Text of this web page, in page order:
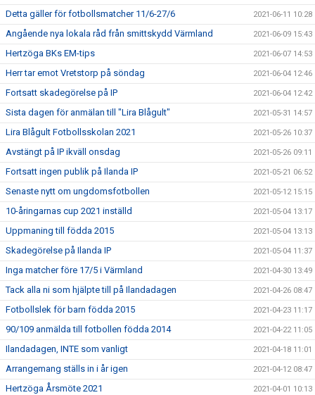
Detta gäller för fotbollsmatcher 11/6-27/6 2021-06-11 10:28
Angående nya lokala råd från smittskydd Värmland 2021-06-09 15:43
Hertzöga BKs EM-tips 2021-06-07 14:53
Herr tar emot Vretstorp på söndag 2021-06-04 12:46
Fortsatt skadegörelse på IP 2021-06-04 12:42
Sista dagen för anmälan till "Lira Blågult" 2021-05-31 14:57
Lira Blågult Fotbollsskolan 2021 2021-05-26 10:37
Avstängt på IP ikväll onsdag 2021-05-26 09:11
Fortsatt ingen publik på Ilanda IP 2021-05-21 06:52
Senaste nytt om ungdomsfotbollen 2021-05-12 15:15
10-åringarnas cup 2021 inställd 2021-05-04 13:17
Uppmaning till födda 2015 2021-05-04 13:13
Skadegörelse på Ilanda IP 2021-05-04 11:37
Inga matcher före 17/5 i Värmland 2021-04-30 13:49
Tack alla ni som hjälpte till på Ilandadagen 2021-04-26 08:47
Fotbollslek för barn födda 2015 2021-04-23 11:17
90/109 anmälda till fotbollen födda 2014 2021-04-22 11:05
Ilandadagen, INTE som vanligt 2021-04-18 11:01
Arrangemang ställs in i år igen 2021-04-12 08:47
Hertzöga Årsmöte 2021 2021-04-01 10:13